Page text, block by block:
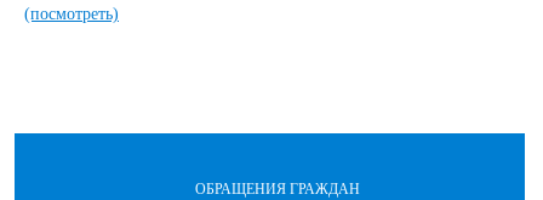
(посмотреть)
ОБРАЩЕНИЯ ГРАЖДАН